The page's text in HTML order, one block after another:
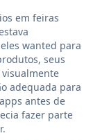
em feiras
wanted para
seus
adequada para
antes de
fazer parte